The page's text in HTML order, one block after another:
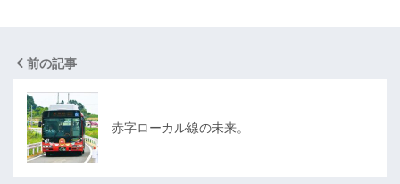
前の記事
赤字ローカル線の未来。